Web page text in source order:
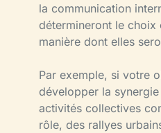
la communication
détermineront le choix
manière dont elles
Par exemple, si votre
développer la synergie
activités collectives
rôle, des rallyes